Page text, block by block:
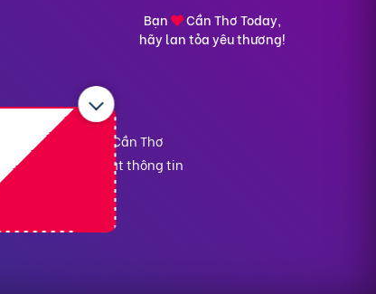
Bạn
Cần Thơ Today,
hãy lan tỏa yêu thương!
TP. Cần Thơ
và Đầu tư TP. Cần Thơ
Chính sách bảo mật thông tin